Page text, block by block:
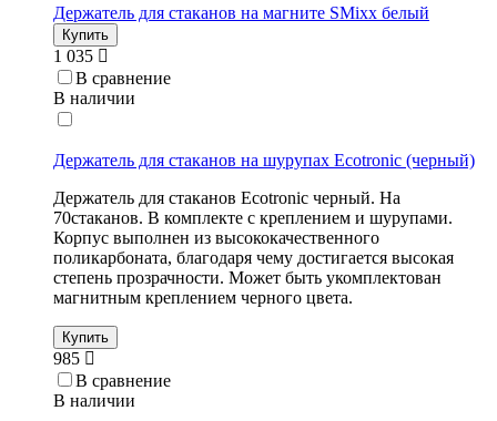
Держатель для стаканов на магните SMixx белый
Купить
1 035
В сравнение
В наличии
Держатель для стаканов на шурупах Ecotronic (черный)
Держатель для стаканов Ecotronic черный. На
70стаканов. В комплекте с креплением и шурупами.
Корпус выполнен из высококачественного
поликарбоната, благодаря чему достигается высокая
степень прозрачности. Может быть укомплектован
магнитным креплением черного цвета.
Купить
985
В сравнение
В наличии